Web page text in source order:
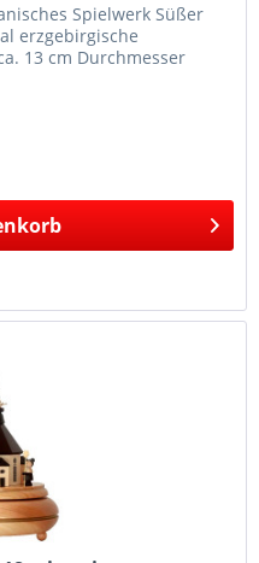
Spielwerk Süßer
erzgebirgische
13 cm Durchmesser